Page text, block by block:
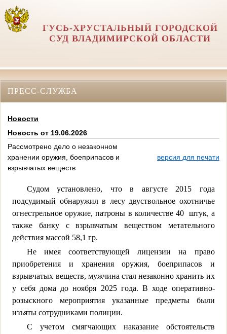
ГУСЬ-ХРУСТАЛЬНЫЙ ГОРОДСКОЙ
СУД ВЛАДИМИРСКОЙ ОБЛАСТИ
ПРЕСС-СЛУЖБА
Новости
Новость от 19.06.2026
Рассмотрено дело о незаконном
хранении оружия, боеприпасов и
взрывчатых веществ
версия для печати
Судом установлено, что в августе 2015 года
подсудимый обнаружил в лесу двуствольное охотничье
огнестрельное оружие, патроны в количестве 40
штук, а
также банку с взрывчатым веществом метательного
действия массой 58,1 гр.
Не имея соответствующей лицензии на право
приобретения и хранения оружия, боеприпасов и
взрывчатых веществ, мужчина стал незаконно хранить их
у себя дома до ноября 2025 года. В ходе оперативно-
розыскного мероприятия указанные предметы были
изъяты сотрудниками полиции.
С учетом смягчающих наказание обстоятельств